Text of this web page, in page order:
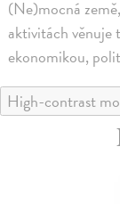
(Ne)mocná
aktivitách věnuje
ekonomikou,
High-contrast